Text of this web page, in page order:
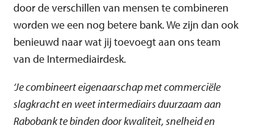
door de verschillen van mensen te combineren
worden we een nog betere bank. We zijn dan ook
benieuwd naar wat jij toevoegt aan ons team
van de Intermediairdesk.
‘Je combineert eigenaarschap met commerciële
slagkracht en weet intermediairs duurzaam aan
Rabobank te binden door kwaliteit, snelheid en